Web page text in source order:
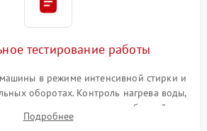
тестирование работы
в режиме интенсивной стирки и
оборотах. Контроль нагрева воды,
отсутствия излишних вибраций,
стуков и протечек под корпусом.
Подробнее